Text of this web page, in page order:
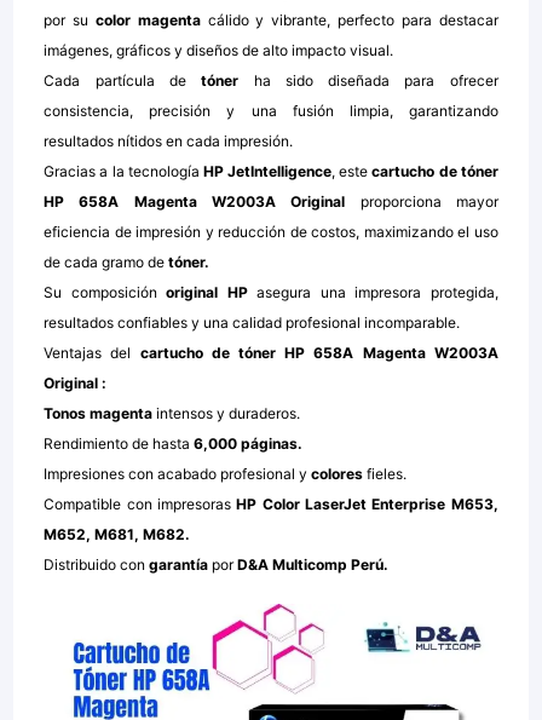
por su color magentacálido y vibrante, perfecto para destacar
imágenes, gráficos y diseños de alto impacto visual.
Cada partícula detóner ha sido diseñada para ofrecer
consistencia, precisión y una fusión limpia, garantizando
resultados nítidos en cada impresión.
Gracias a la tecnología HP JetIntelligence, este cartucho de tóner
HP 658A Magenta W2003A Original
proporciona mayor
eficiencia de impresión y reducción de costos, maximizando el uso
de cada gramo detóner.
Su composiciónoriginal HPasegura una impresora protegida,
resultados confiables y una calidad profesional incomparable.
Ventajas del cartucho de tóner HP 658A Magenta W2003A
Original :
Tonos magenta intensos y duraderos.
Rendimiento de hasta 6,000 páginas.
Impresiones con acabado profesional ycolores fieles.
Compatible con impresorasHP Color LaserJet Enterprise M653,
M652, M681, M682.
Distribuido con garantía porD&A Multicomp Perú.